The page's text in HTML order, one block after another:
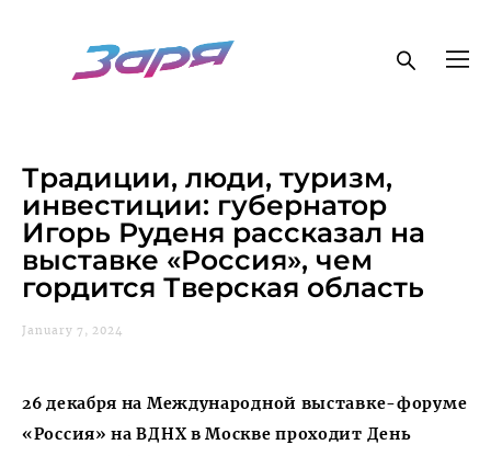
January 7, 2024
Традиции, люди, туризм,
инвестиции: губернатор
Игорь Руденя рассказал на
выставке «Россия», чем
гордится Тверская область
26 декабря на Международной выставке-форуме
«Россия» на ВДНХ в Москве проходит День